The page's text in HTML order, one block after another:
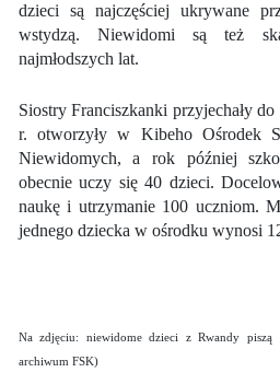
dzieci są najczęściej ukrywane
wstydzą. Niewidomi są też
najmłodszych lat.
Siostry Franciszkanki przyjechały
r. otworzyły w Kibeho Ośrodek
Niewidomych, a rok później
obecnie uczy się 40 dzieci.
naukę i utrzymanie 100 uczniom.
jednego dziecka w ośrodku wynosi
Na zdjęciu: niewidome dzieci z Rwandy piszą
archiwum FSK)